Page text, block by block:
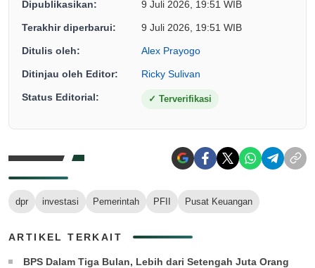
Dipublikasikan: 9 Juli 2026, 19:51 WIB
Terakhir diperbarui: 9 Juli 2026, 19:51 WIB
Ditulis oleh: Alex Prayogo
Ditinjau oleh Editor: Ricky Sulivan
Status Editorial: ✓ Terverifikasi
dpr investasi Pemerintah PFII Pusat Keuangan
ARTIKEL TERKAIT
BPS Dalam Tiga Bulan, Lebih dari Setengah Juta Orang